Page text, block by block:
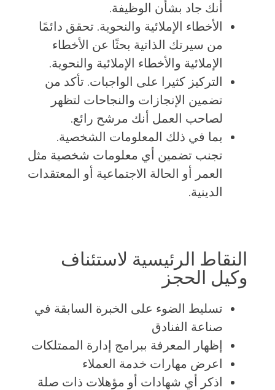
أنك جاد بشأن الوظيفة.
الأخطاء الإملائية والنحوية. تحقق دائمًا
من سيرتك الذاتية بحثًا عن الأخطاء
الإملائية والأخطاء الإملائية والنحوية.
التركيز كثيرا على الواجبات. تأكد من
تضمين الإنجازات والنجاحات لتظهر
لصاحب العمل أنك مرشح رائع.
بما في ذلك المعلومات الشخصية.
تجنب تضمين أي معلومات شخصية مثل
العمر أو الحالة الاجتماعية أو المعتقدات
الدينية.
النقاط الرئيسية لاستئناف
وكيل الحجز
تسليط الضوء على الخبرة السابقة في
صناعة الفنادق
إظهار المعرفة ببرامج إدارة الممتلكات
اعرض مهارات خدمة العملاء
اذكر أي شهادات أو مؤهلات ذات صلة